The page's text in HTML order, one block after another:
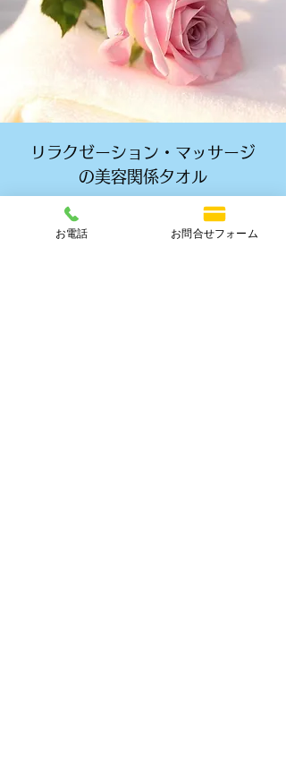
リラクゼーション・マッサージ
の美容関係タオル
バスタオル・作務衣・各種タオル 高級感を演出
し、手触りの良い高品質なタオルを提供します。
お電話 お問合せフォーム